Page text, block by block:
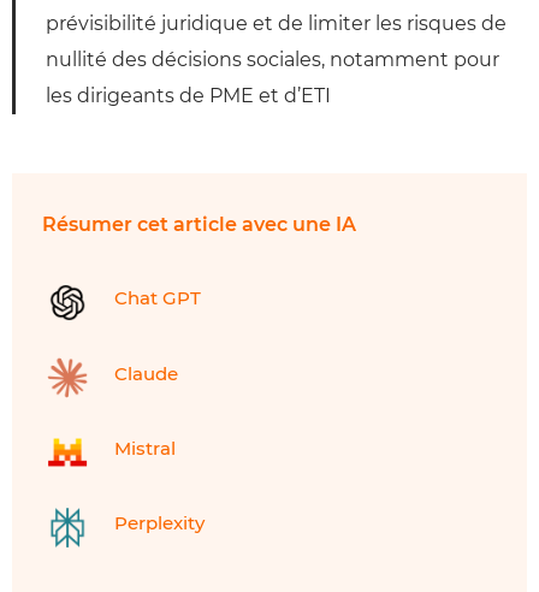
prévisibilité juridique et de limiter les risques de
nullité des décisions sociales, notamment pour
les dirigeants de PME et d’ETI
Résumer cet article avec une IA
Chat GPT
Claude
Mistral
Perplexity